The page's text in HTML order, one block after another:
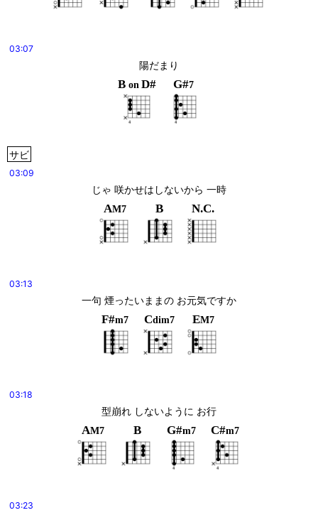
03:07
陽だまり
B on D# G#7
サビ
03:09
じゃ 咲かせはしないから 一時
AM7 B N.C.
03:13
一句 煙ったいままの お元気ですか
F#m7 Cdim7 EM7
03:18
型崩れ しないように お行
AM7 B G#m7 C#m7
03:23